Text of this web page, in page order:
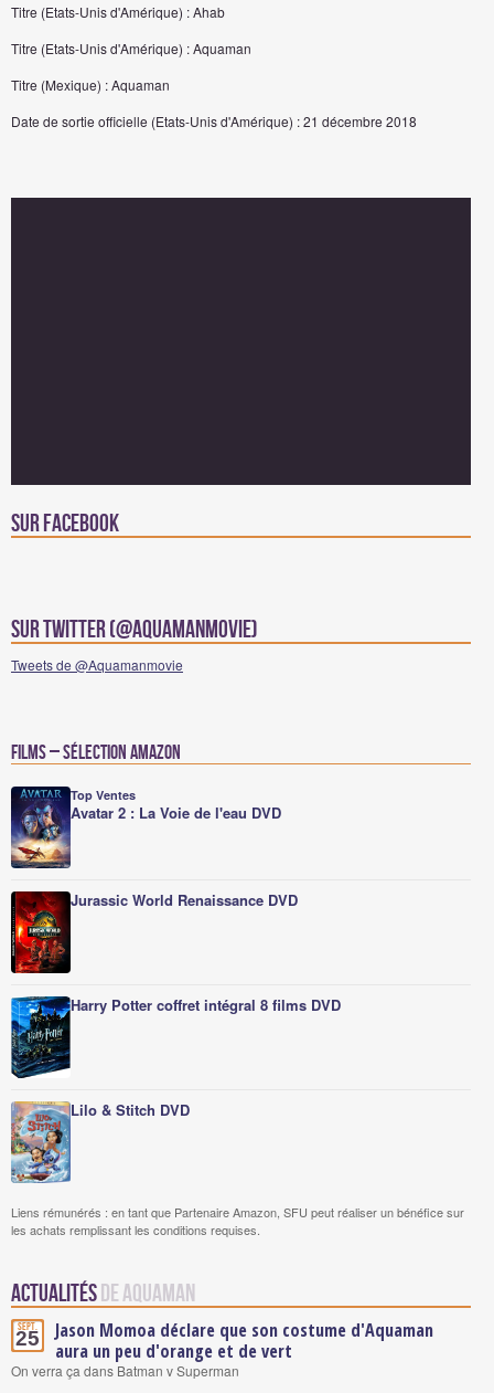
Titre (Etats-Unis d'Amérique) : Ahab
Titre (Etats-Unis d'Amérique) : Aquaman
Titre (Mexique) : Aquaman
Date de sortie officielle (Etats-Unis d'Amérique) : 21 décembre 2018
Sur facebook
Sur Twitter (@Aquamanmovie)
Tweets de @Aquamanmovie
Films – Sélection Amazon
Top Ventes
Avatar 2 : La Voie de l'eau DVD
Jurassic World Renaissance DVD
Harry Potter coffret intégral 8 films DVD
Lilo & Stitch DVD
Liens rémunérés : en tant que Partenaire Amazon, SFU peut réaliser un bénéfice sur
les achats remplissant les conditions requises.
Actualités de Aquaman
Sept.
25
Jason Momoa déclare que son costume d'Aquaman
aura un peu d'orange et de vert
On verra ça dans Batman v Superman